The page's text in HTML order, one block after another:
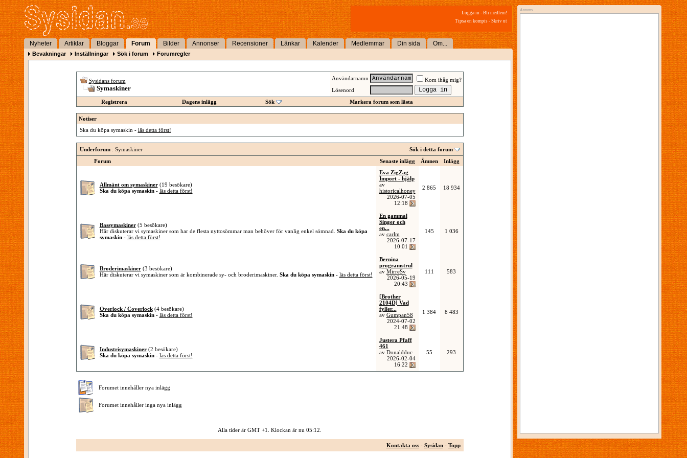
Logga in - Bli medlem!
Tipsa en kompis - Skriv ut
Nyheter Artiklar Bloggar Forum Bilder Annonser Recensioner Länkar Kalender Medlemmar Din sida Om...
Bevakningar Inställningar Sök i forum Forumregler
Sysidans forum
Symaskiner
Användarnamn
Kom ihåg mig?
Lösenord
Registrera
Dagens inlägg Sök Markera forum som lästa
Notiser
Ska du köpa symaskin - läs detta först!
Underforum: Symaskiner
Sök i detta forum
Forum
Senaste inlägg Ämnen Inlägg
Allmänt om symaskiner (19 besökare)
Ska du köpa symaskin - läs detta först!
Eva ZigZag
Import - hjälp
av
historicalhoney
2026-07-05
12:18
2 865 18 934
Bassymaskiner (5 besökare)
Här diskuterar vi symaskiner som har de flesta nyttosömmar man behöver för vanlig enkel sömnad. Ska du köpa
symaskin - läs detta först!
En gammal
Singer och
en...
av carlm
2026-07-17
10:01
145 1 036
Broderimaskiner (3 besökare)
Här diskuterar vi symaskiner som är kombinerade sy- och broderimaskiner. Ska du köpa symaskin - läs detta först!
Bernina
programstrul
av MirreSv
2026-05-19
20:43
111 583
Overlock / Coverlock (4 besökare)
Ska du köpa symaskin - läs detta först!
[Brother
2104D] Vad
fyller...
av Gumpan58
2024-07-02
21:48
1 384 8 483
Industrisymaskiner (2 besökare)
Ska du köpa symaskin - läs detta först!
Justera Pfaff
461
av Donaldduc
2026-02-04
16:22
55 293
Forumet innehåller nya inlägg
Forumet innehåller inga nya inlägg
Alla tider är GMT +1. Klockan är nu 05:12
Kontakta oss- Sysidan- Topp
Annons